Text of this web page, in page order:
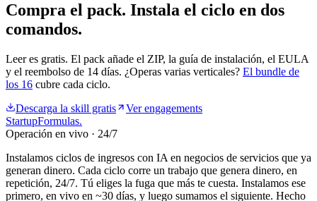
Compra el pack. Instala el ciclo en dos
comandos.
Leer es gratis. El pack añade el ZIP, la guía de instalación, el EULA
y el reembolso de 14 días. ¿Operas varias verticales? El bundle de
los 16 cubre cada ciclo.
Descarga la skill gratis
Ver engagements
StartupFormulas.
Operación en vivo · 24/7
Instalamos ciclos de ingresos con IA en negocios de servicios que ya
generan dinero. Cada ciclo corre un trabajo que genera dinero, en
repetición, 24/7. Tú eliges la fuga que más te cuesta. Instalamos ese
primero, en vivo en ~30 días, y luego sumamos el siguiente. Hecho